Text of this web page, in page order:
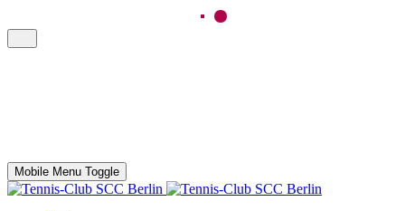
Mobile Menu Toggle